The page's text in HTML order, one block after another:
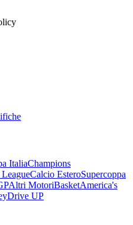
ItaliaChampions
Calcio EsteroSupercoppa
Altri MotoriBasketAmerica's
Drive UP